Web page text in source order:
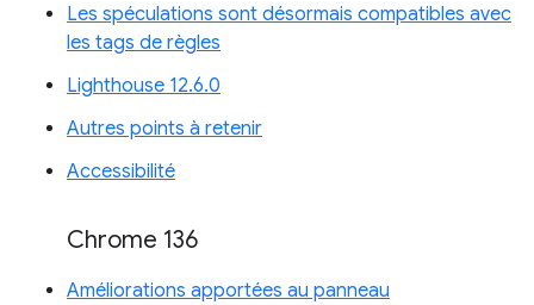
Les spéculations sont désormais compatibles avec
les tags de règles
Lighthouse 12.6.0
Autres points à retenir
Accessibilité
Chrome 136
Améliorations apportées au panneau